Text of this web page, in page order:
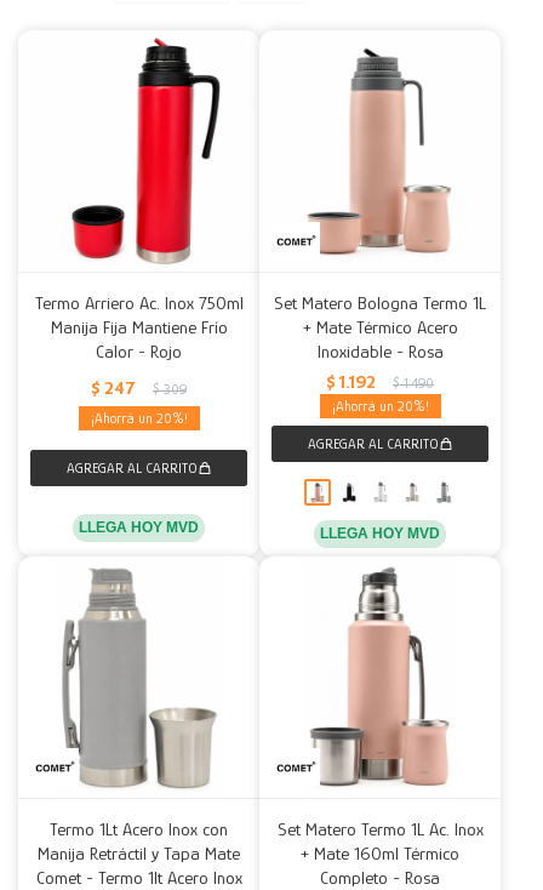
Termo Arriero Ac. Inox 750ml
Manija Fija Mantiene Frío
Calor - Rojo
$ 247 $ 309
20
LLEGA HOY MVD
Set Matero Bologna Termo 1L
+ Mate Térmico Acero
Inoxidable - Rosa
$ 1.192 $ 1.490
20
LLEGA HOY MVD
Termo 1Lt Acero Inox con
Manija Retráctil y Tapa Mate
Comet - Termo 1lt Acero Inox
Set Matero Termo 1L Ac. Inox
+ Mate 160ml Térmico
Completo - Rosa
Acolchados y Frazadas
Accesorios para el hogar